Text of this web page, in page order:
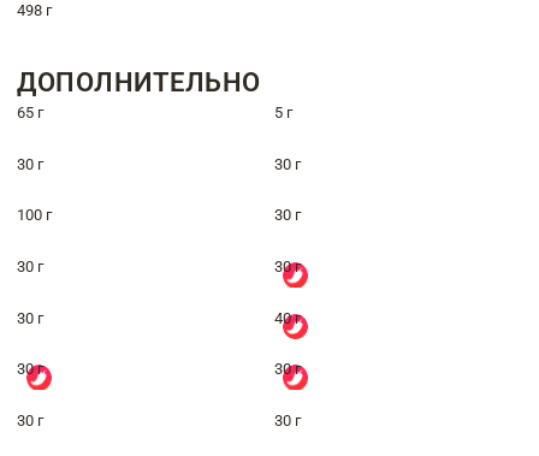
498 г
ДОПОЛНИТЕЛЬНО
65 г 5 г
30 г 30 г
100 г 30 г
30 г 30 г
30 г 40 г
30 г 30 г
30 г 30 г